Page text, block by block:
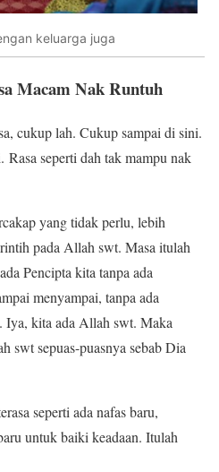
keluarga juga
Macam Nak Runtuh
cukup lah. Cukup sampai di sini.
seperti dah tak mampu nak
yang tidak perlu, lebih
pada Allah swt. Masa itulah
Pencipta kita tanpa ada
menyampai, tanpa ada
Iya, kita ada Allah swt. Maka
swt sepuas-puasnya sebab Dia
seperti ada nafas baru,
untuk baiki keadaan. Itulah